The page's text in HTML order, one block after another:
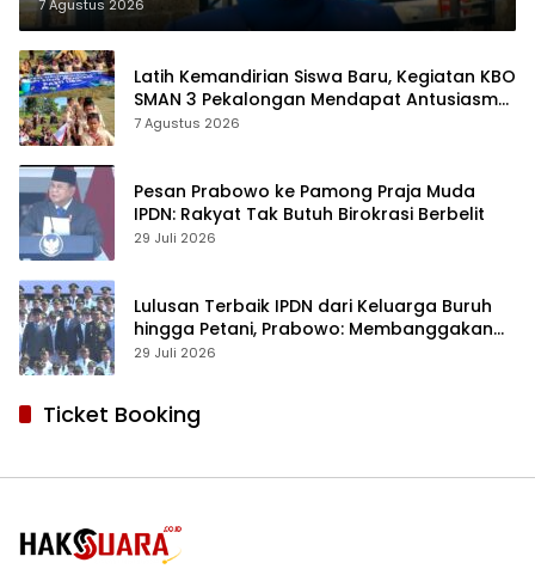
7 Agustus 2026
Latih Kemandirian Siswa Baru, Kegiatan KBO
SMAN 3 Pekalongan Mendapat Antusiasme
dan Respon Positif Orang Tua Murid
7 Agustus 2026
Pesan Prabowo ke Pamong Praja Muda
IPDN: Rakyat Tak Butuh Birokrasi Berbelit
29 Juli 2026
Lulusan Terbaik IPDN dari Keluarga Buruh
hingga Petani, Prabowo: Membanggakan
Hati Saya
29 Juli 2026
Ticket Booking